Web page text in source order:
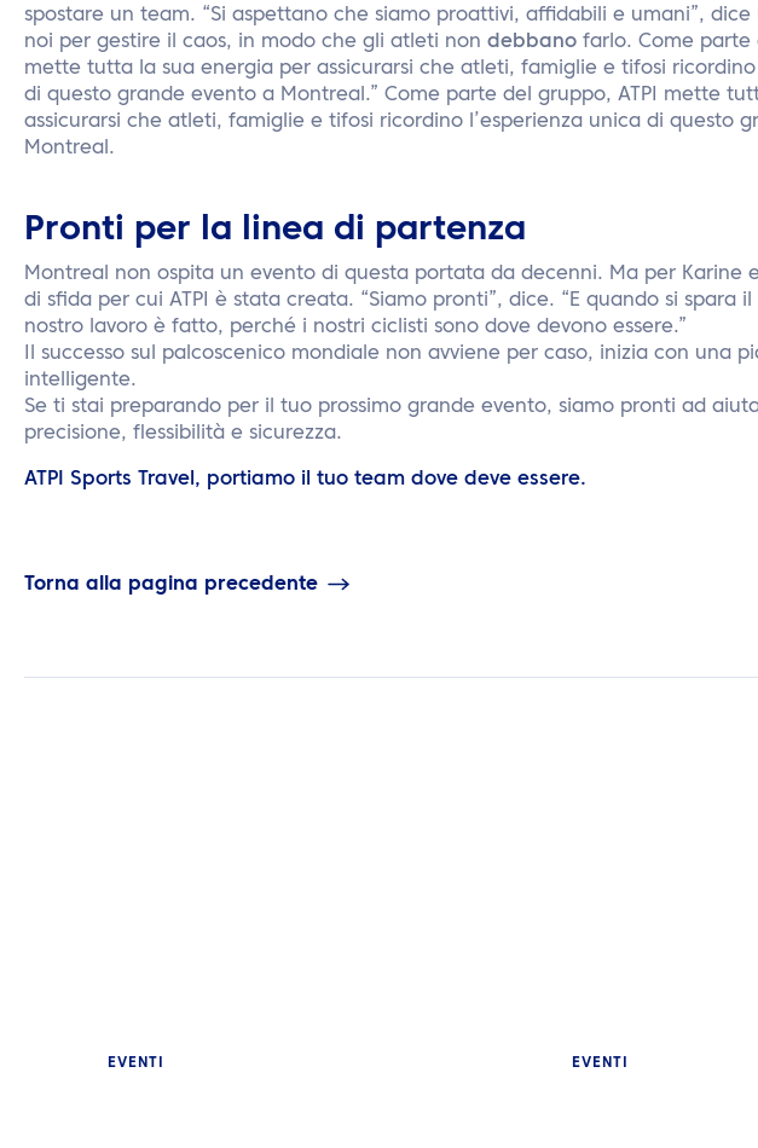
spostare un team. “Si aspettano che siamo proattivi, affidabili e umani”, dice
noi per gestire il caos, in modo che gli atleti non debbano farlo. Come parte
mette tutta la sua energia per assicurarsi che atleti, famiglie e tifosi ricordino
di questo grande evento a Montreal.” Come parte del gruppo, ATPI mette
assicurarsi che atleti, famiglie e tifosi ricordino l’esperienza unica di questo
Montreal.
Pronti per la linea di partenza
Montreal non ospita un evento di questa portata da decenni. Ma per Karine
di sfida per cui ATPI è stata creata. “Siamo pronti”, dice. “E quando si spara
nostro lavoro è fatto, perché i nostri ciclisti sono dove devono essere.”
Il successo sul palcoscenico mondiale non avviene per caso, inizia con una
intelligente.
Se ti stai preparando per il tuo prossimo grande evento, siamo pronti ad
precisione, flessibilità e sicurezza.
ATPI Sports Travel, portiamo il tuo team dove deve essere.
Torna alla pagina precedente
EVENTI EVENTI